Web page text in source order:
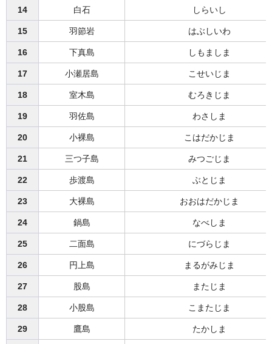
14 白石 しらいし
15 羽節岩 はぶしいわ
16 下真島 しもましま
17 小瀬居島 こせいじま
18 室木島 むろきじま
19 羽佐島 わさしま
20 小裸島 こはだかじま
21 三つ子島 みつごじま
22 歩渡島 ぶとじま
23 大裸島 おおはだかじま
24 鍋島 なべしま
25 二面島 にづらじま
26 円上島 まるがみじま
27 股島 またじま
28 小股島 こまたじま
29 鷹島 たかしま